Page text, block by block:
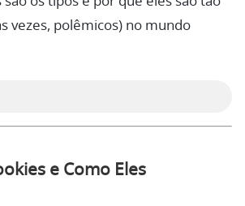
vezes, polêmicos) no mundo
e Como Eles